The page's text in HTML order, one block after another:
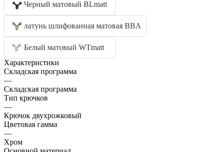
Черный матовый BLmatt
латунь шлифованная матовая BBA
Белый матовый WTmatt
Характеристики
Складская программа
—
Складская программа
Тип крючков
—
Крючок двухрожковый
Цветовая гамма
—
Хром